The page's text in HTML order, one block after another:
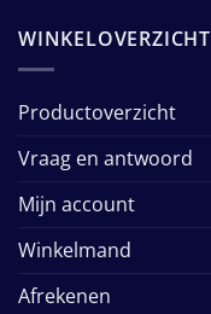
WINKELOVERZICHT
Productoverzicht
Vraag en antwoord
Mijn account
Winkelmand
Afrekenen